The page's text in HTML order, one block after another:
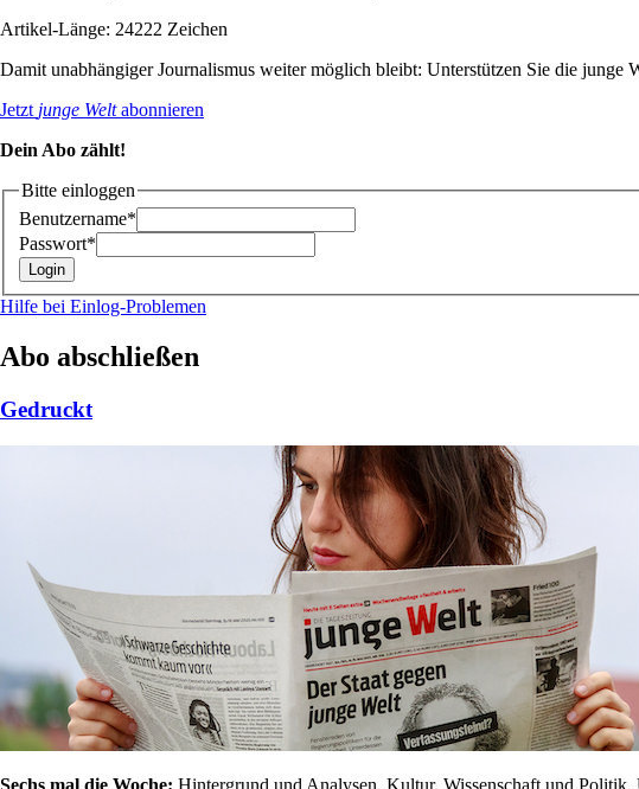
Artikel-Länge: 24222 Zeichen
Damit unabhängiger Journalismus weiter möglich bleibt: Unterstützen Sie die
Jetzt junge Weltabonnieren
Dein Abo zählt!
Bitte einloggen
Benutzername*
Passwort*
Hilfe bei Einlog-Problemen
Abo abschließen
Gedruckt
Sechs mal die Woche: Hintergrund und Analysen, Kultur, Wissenschaft und Politik.